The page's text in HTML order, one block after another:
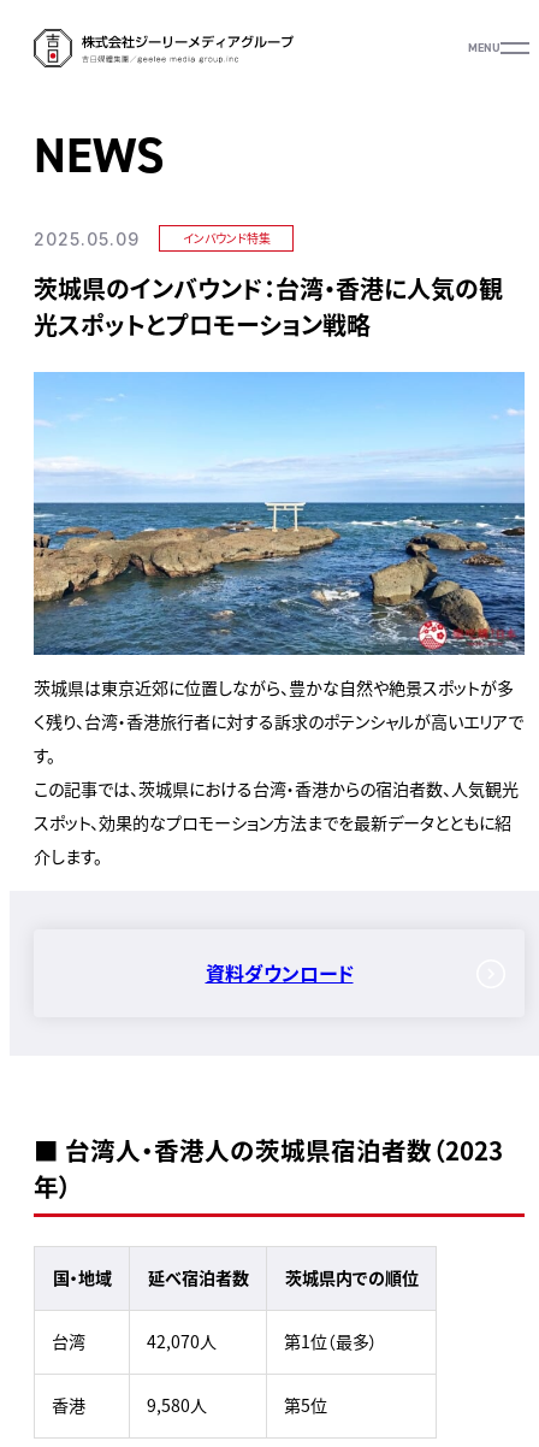
MENU
NEWS
2025.05.09 インバウンド特集
茨城県のインバウンド：台湾・香港に人気の観
光スポットとプロモーション戦略
茨城県は東京近郊に位置しながら、豊かな自然や絶景スポットが多
く残り、台湾・香港旅行者に対する訴求のポテンシャルが高いエリアで
す。
この記事では、茨城県における台湾・香港からの宿泊者数、人気観光
スポット、効果的なプロモーション方法までを最新データとともに紹
介します。
資料ダウンロード
■ 台湾人・香港人の茨城県宿泊者数（2023
年）
国・地域 延べ宿泊者数 茨城県内での順位
台湾 42,070人 第1位（最多）
香港 9,580人 第5位